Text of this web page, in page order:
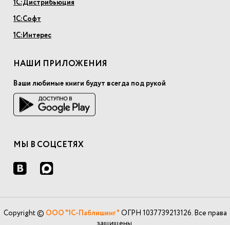
1С:Дистрибьюция
1С:Софт
1С:Интерес
НАШИ ПРИЛОЖЕНИЯ
Ваши любимые книги будут всегда под рукой
МЫ В СОЦСЕТЯХ
Copyright © ООО "1С-Паблишинг" ОГРН 1037739213126. Все права